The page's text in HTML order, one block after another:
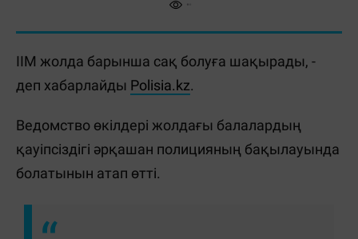
ІІМ жолда барынша сақ болуға шақырады, -
деп хабарлайды Polisia.kz.
Ведомство өкілдері жолдағы балалардың
қауіпсіздігі әрқашан полицияның бақылауында
болатынын атап өтті.